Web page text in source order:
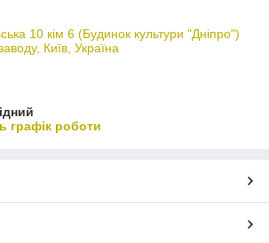
10 кім 6 (Будинок культури "Дніпро")
Київ, Україна
графік роботи